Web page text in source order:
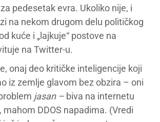
pedesetak evra. Ukoliko nije, i
na nekom drugom delu političkog
kuće i „lajkuje“ postove na
na Twitter-u.
onaj deo kritičke inteligencije koji
iz zemlje glavom bez obzira – oni
jasan – biva na internetu
DDOS napadima. (Vredi